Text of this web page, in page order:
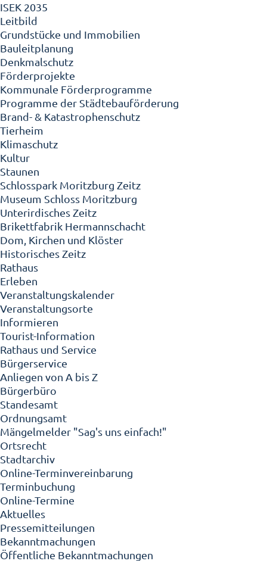
ISEK 2035
Leitbild
Grundstücke und Immobilien
Bauleitplanung
Denkmalschutz
Förderprojekte
Kommunale Förderprogramme
Programme der Städtebauförderung
Brand- & Katastrophenschutz
Tierheim
Klimaschutz
Kultur
Staunen
Schlosspark Moritzburg Zeitz
Museum Schloss Moritzburg
Unterirdisches Zeitz
Brikettfabrik Hermannschacht
Dom, Kirchen und Klöster
Historisches Zeitz
Rathaus
Erleben
Veranstaltungskalender
Veranstaltungsorte
Informieren
Tourist-Information
Rathaus und Service
Bürgerservice
Anliegen von A bis Z
Bürgerbüro
Standesamt
Ordnungsamt
Mängelmelder "Sag's uns einfach!"
Ortsrecht
Stadtarchiv
Online-Terminvereinbarung
Terminbuchung
Online-Termine
Aktuelles
Pressemitteilungen
Bekanntmachungen
Öffentliche Bekanntmachungen